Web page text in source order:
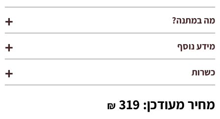
מה במתנה?
מידע נוסף
כשרות
מחיר מעודכן: 319
₪